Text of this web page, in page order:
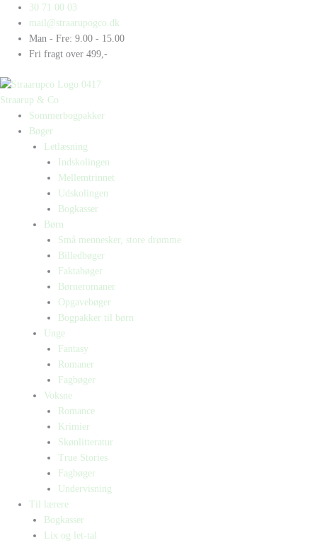
indholdet
30 71 00 03
mail@straarupogco.dk
Man - Fre: 9.00 - 15.00
Fri fragt over 499,-
Straarup & Co
Sommerbogpakker
Bøger
Letlæsning
Indskolingen
Mellemtrinnet
Udskolingen
Bogkasser
Børn
Små mennesker, store drømme
Billedbøger
Faktabøger
Børneromaner
Opgavebøger
Bogpakker til børn
Unge
Fantasy
Romaner
Fagbøger
Voksne
Romance
Krimier
Skønlitteratur
True Stories
Fagbøger
Undervisning
Til lærere
Bogkasser
Lix og let-tal
Products
search
Products
search
antal